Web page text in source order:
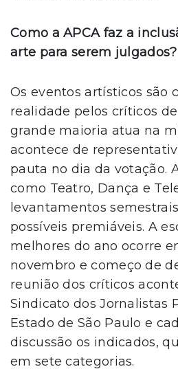
Como a APCA faz a
arte para serem julgados?
Os eventos artísticos são
realidade pelos críticos
grande maioria atua na
acontece de
pauta no dia da votação.
como Teatro, Dança e
levantamentos
possíveis premiáveis. A
melhores do ano ocorre
novembro e começo de
reunião dos críticos
Sindicato dos Jornalistas
Estado de São Paulo e
discussão os indicados,
em sete categorias.